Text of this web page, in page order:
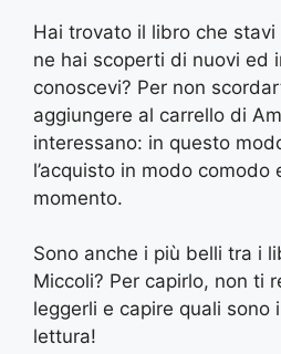
Hai trovato il libro che
ne hai scoperti di nuovi ed
conoscevi? Per non
aggiungere al carrello di
interessano: in questo
l’acquisto in modo comodo
momento.
Sono anche i più belli tra i
Miccoli? Per capirlo, non ti
leggerli e capire quali sono
lettura!